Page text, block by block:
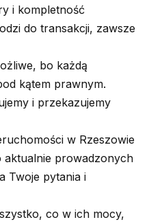
i kompletność
do transakcji, zawsze
bo każdą
kątem prawnym.
i przekazujemy
w Rzeszowie
aktualnie prowadzonych
Twoje pytania i
co w ich mocy,